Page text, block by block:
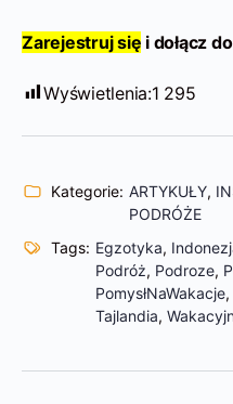
Zarejestruj się i dołącz
Wyświetlenia:1 295
Kategorie: ARTYKUŁY,
PODRÓŻE
Tags: Egzotyka,
Podróż, Podroze,
PomysłNaWakacje,
Tajlandia,